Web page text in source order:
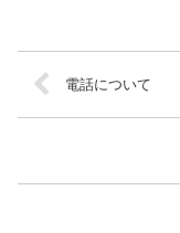
電話について